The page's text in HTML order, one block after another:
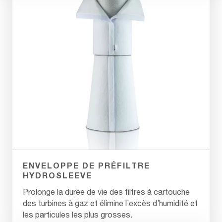
ENVELOPPE DE PRÉFILTRE
HYDROSLEEVE
Prolonge la durée de vie des filtres à cartouche
des turbines à gaz et élimine l’excès d’humidité et
les particules les plus grosses.